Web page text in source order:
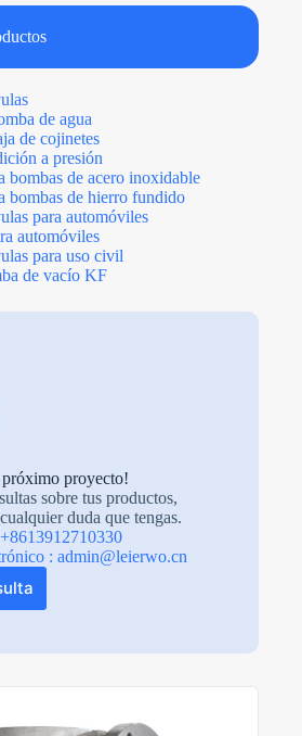
de agua
de cojinetes
a presión
bombas de acero inoxidable
bombas de hierro fundido
para automóviles
automóviles
para uso civil
de vacío KF
próximo proyecto!
sobre tus productos,
duda que tengas.
:admin@leierwo.cn